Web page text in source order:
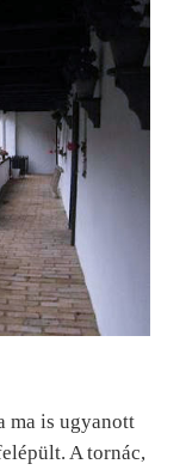
ma is ugyanott
A tornác,